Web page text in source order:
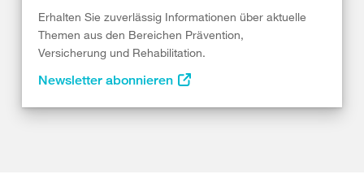
Erhalten Sie zuverlässig Informationen über aktuelle
Themen aus den Bereichen Prävention,
Versicherung und Rehabilitation.
Newsletter abonnieren